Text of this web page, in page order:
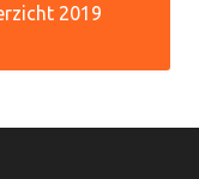
2019